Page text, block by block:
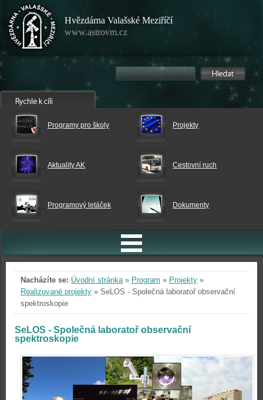
Hvězdárna Valašské Meziříčí
www.astrovm.cz
Programy pro školy Projekty
Aktuality AK Cestovní ruch
Programový letáček Dokumenty
Nacházíte se: Úvodní stránka» Program » Projekty »
Realizované projekty » SeLOS - Společná laboratoř observační
spektroskopie
SeLOS - Společná laboratoř observační
spektroskopie